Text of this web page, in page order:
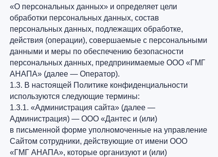
«О персональных данных» и определяет цели
обработки персональных данных, состав
персональных данных, подлежащих обработке,
действия (операции), совершаемые с персональными
данными и меры по обеспечению безопасности
персональных данных, предпринимаемые ООО «ГМГ
АНАПА» (далее — Оператор).
1.3. В настоящей Политике конфиденциальности
используются следующие термины:
1.3.1. «Администрация сайта» (далее —
Администрация) — ООО «Дантес и (или)
в письменной форме уполномоченные на управление
Сайтом сотрудники, действующие от имени ООО
«ГМГ АНАПА», которые организуют и (или)